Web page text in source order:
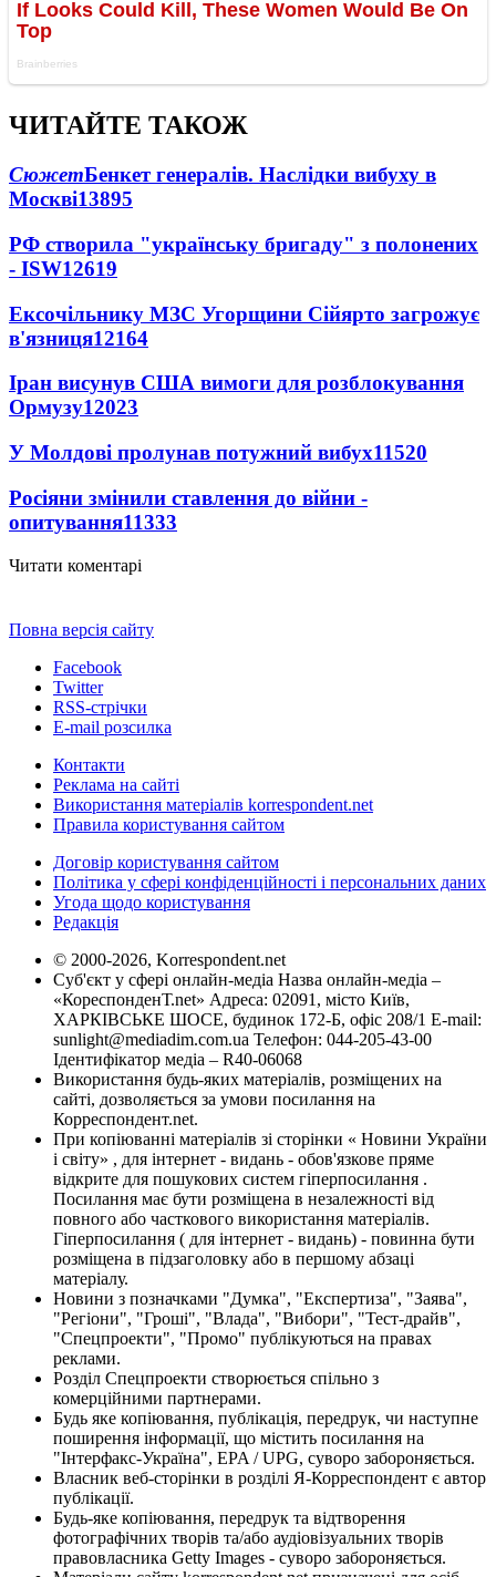
ЧИТАЙТЕ ТАКОЖ
СюжетБенкет генералів. Наслідки вибуху в
Москві13895
РФ створила "українську бригаду" з полонених
- ISW12619
Ексочільнику МЗС Угорщини Сійярто загрожує
в'язниця12164
Іран висунув США вимоги для розблокування
Ормузу12023
У Молдові пролунав потужний вибух11520
Росіяни змінили ставлення до війни -
опитування11333
Читати коментарі
Повна версія сайту
Facebook
Twitter
RSS-стрічки
E-mail розсилка
Контакти
Реклама на сайті
Використання матеріалів korrespondent.net
Правила користування сайтом
Договір користування сайтом
Політика у сфері конфіденційності і персональних даних
Угода щодо користування
Редакція
© 2000-2026, Korrespondent.net
Суб'єкт у сфері онлайн-медіа Назва онлайн-медіа –
«КореспонденТ.net» Адреса: 02091, місто Київ,
ХАРКІВСЬКЕ ШОСЕ, будинок 172-Б, офіс 208/1 E-mail:
sunlight@mediadim.com.ua Телефон: 044-205-43-00
Ідентифікатор медіа – R40-06068
Використання будь-яких матеріалів, розміщених на
сайті, дозволяється за умови посилання на
Корреспондент.net.
При копіюванні матеріалів зі сторінки « Новини України
і світу» , для інтернет - видань - обов'язкове пряме
відкрите для пошукових систем гіперпосилання .
Посилання має бути розміщена в незалежності від
повного або часткового використання матеріалів.
Гіперпосилання ( для інтернет - видань) - повинна бути
розміщена в підзаголовку або в першому абзаці
матеріалу.
Новини з позначками "Думка", "Експертиза", "Заява",
"Регіони", "Гроші", "Влада", "Вибори", "Тест-драйв",
"Спецпроекти", "Промо" публікуються на правах
реклами.
Розділ Спецпроекти створюється спільно з
комерційними партнерами.
Будь яке копіювання, публікація, передрук, чи наступне
поширення інформації, що містить посилання на
"Інтерфакс-Україна", EPA / UPG, суворо забороняється.
Власник веб-сторінки в розділі Я-Корреспондент є автор
публікації.
Будь-яке копіювання, передрук та відтворення
фотографічних творів та/або аудіовізуальних творів
правовласника Getty Images - суворо забороняється.